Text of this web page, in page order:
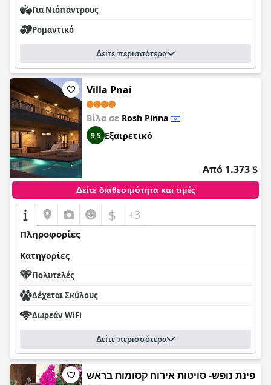
Για Νιόπαντρους
Ρομαντικό
Δείτε περισσότερα
Villa Pnai
Βίλα σε Rosh Pinna
9,5 Εξαιρετικό
Από 1.373 $
Δείτε διαθεσιμότητα και τιμές
$ +3
Πληροφορίες
Κατηγορίες
Πολυτελές
Δέχεται Σκύλους
Δωρεάν WiFi
Δείτε περισσότερα
פינת נופש- סויטות אירוח קסומות בראש